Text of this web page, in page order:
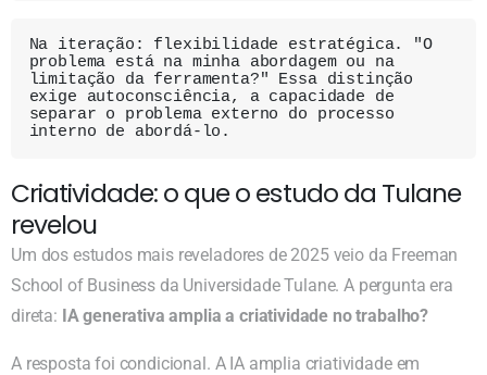
Na iteração: flexibilidade estratégica. "O
problema está na minha abordagem ou na
limitação da ferramenta?" Essa distinção
exige autoconsciência, a capacidade de
separar o problema externo do processo
interno de abordá-lo.
Criatividade: o que o estudo da Tulane
revelou
Um dos estudos mais reveladores de 2025 veio da Freeman
School of Business da Universidade Tulane. A pergunta era
direta: IA generativa amplia a criatividade no trabalho?
A resposta foi condicional. A IA amplia criatividade em